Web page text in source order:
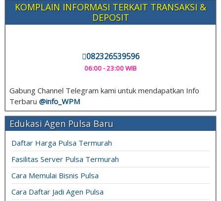
KOMPLAIN INFORMASI TERKAIT TRANSAKSI &
DEPOSIT
082326539596
06:00 - 23:00 WIB
Gabung Channel Telegram kami untuk mendapatkan Info
Terbaru @info_ WPM
Edukasi Agen Pulsa Baru
Daftar Harga Pulsa Termurah
Fasilitas Server Pulsa Termurah
Cara Memulai Bisnis Pulsa
Cara Daftar Jadi Agen Pulsa